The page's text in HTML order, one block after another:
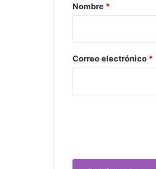
r
*
Nombre *
Correo electrónico *